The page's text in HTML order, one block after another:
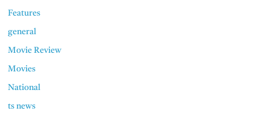
Features
general
Movie Review
Movies
National
ts news